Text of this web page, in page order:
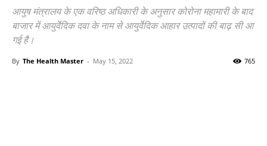
आयुष मंत्रालय के एक वरिष्ठ अधिकारी के अनुसार कोरोना महामारी के बाद
बाजार में आयुर्वेदिक दवा के नाम से आयुर्वेदिक आहार उत्पादों की बाढ़ सी आ
गई है।
By The Health Master - May 15, 2022 765